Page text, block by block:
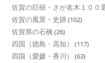
佐賀の巨樹・さが名木１００
佐賀の風景・史跡(102)
佐賀県の石橋 (26)
四国（徳島・高知） (117)
四国（愛媛・香川） (63)